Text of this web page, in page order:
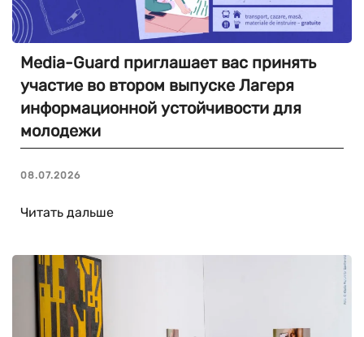
Media-Guard приглашает вас принять
участие во втором выпуске Лагеря
информационной устойчивости для
молодежи
08.07.2026
Читать дальше